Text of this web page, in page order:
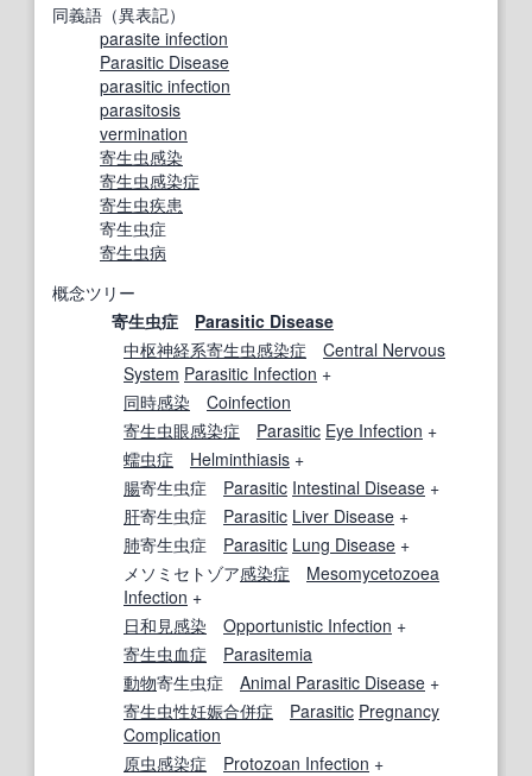
同義語（異表記）
parasite infection
Parasitic Disease
parasitic infection
parasitosis
vermination
寄生虫感染
寄生虫感染症
寄生虫疾患
寄生虫症
寄生虫病
概念ツリー
寄生虫症 Parasitic Disease
中枢神経系寄生虫感染症
Central Nervous
System Parasitic Infection +
同時感染
Coinfection
寄生虫眼感染症 Parasitic Eye Infection +
蠕虫症
Helminthiasis +
腸寄生虫症 Parasitic Intestinal Disease +
肝寄生虫症 Parasitic Liver Disease +
肺寄生虫症 Parasitic Lung Disease +
メソミセトゾア感染症
Mesomycetozoea
Infection +
日和見感染
Opportunistic Infection +
寄生虫血症
Parasitemia
動物寄生虫症 Animal Parasitic Disease +
寄生虫性妊娠合併症 Parasitic Pregnancy
Complication
原虫感染症
Protozoan Infection +